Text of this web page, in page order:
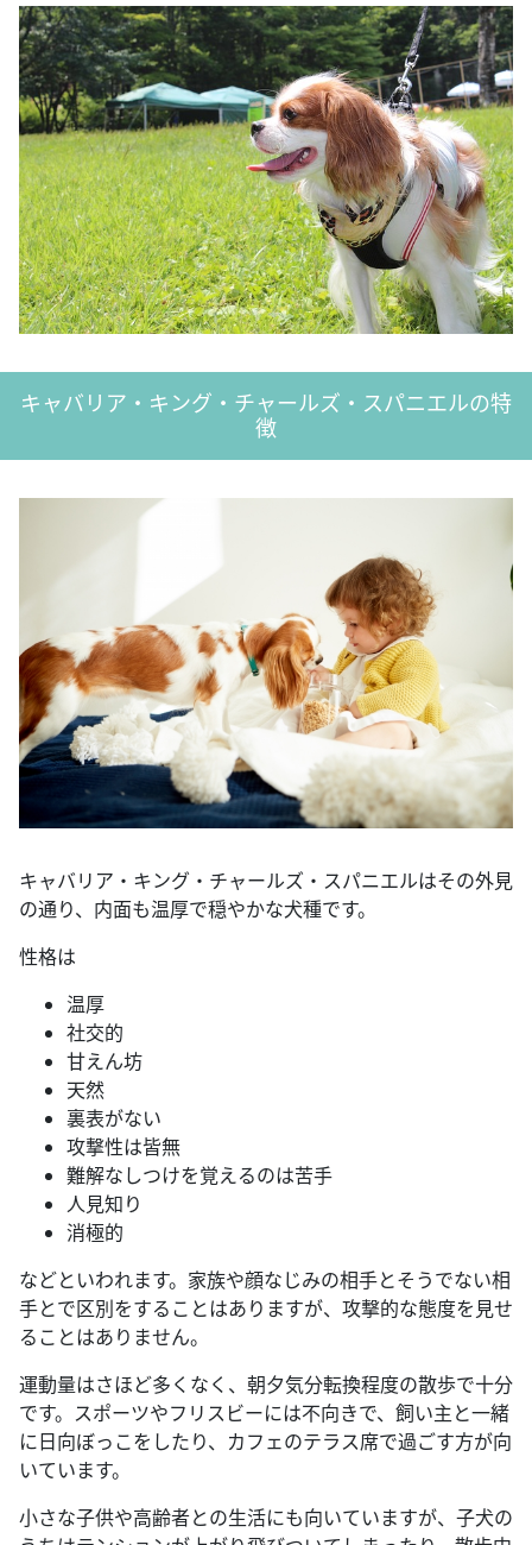
キャバリア・キング・チャールズ・スパニエルの特
徴
キャバリア・キング・チャールズ・スパニエルはその外見
の通り、内面も温厚で穏やかな犬種です。
性格は
温厚
社交的
甘えん坊
天然
裏表がない
攻撃性は皆無
難解なしつけを覚えるのは苦手
人見知り
消極的
などといわれます。家族や顔なじみの相手とそうでない相
手とで区別をすることはありますが、攻撃的な態度を見せ
ることはありません。
運動量はさほど多くなく、朝夕気分転換程度の散歩で十分
です。スポーツやフリスビーには不向きで、飼い主と一緒
に日向ぼっこをしたり、カフェのテラス席で過ごす方が向
いています。
小さな子供や高齢者との生活にも向いていますが、子犬の